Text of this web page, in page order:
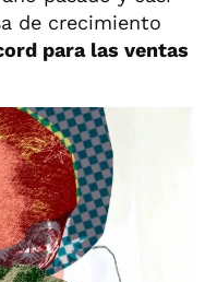
de crecimiento
para las ventas